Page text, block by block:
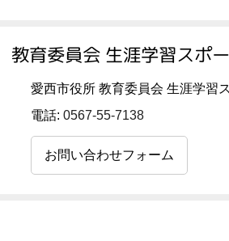
教育委員会 生涯学習スポ
愛西市役所 教育委員会 生涯学習
電話: 0567-55-7138
お問い合わせフォーム